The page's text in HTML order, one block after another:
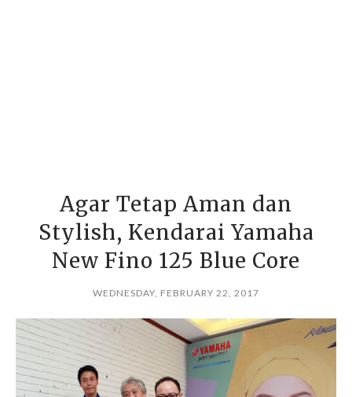
Agar Tetap Aman dan
Stylish, Kendarai Yamaha
New Fino 125 Blue Core
WEDNESDAY, FEBRUARY 22, 2017